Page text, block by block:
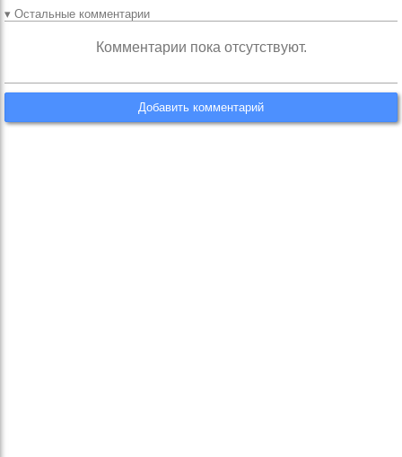
▾ Остальные комментарии
Комментарии пока отсутствуют.
Добавить комментарий